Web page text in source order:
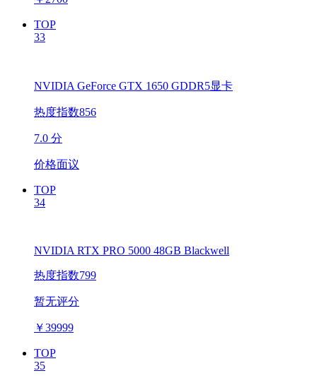
TOP
33
NVIDIA GeForce GTX 1650 GDDR5显卡
热度指数856
7.0 分
价格面议
TOP
34
NVIDIA RTX PRO 5000 48GB Blackwell
热度指数799
暂无评分
￥39999
TOP
35